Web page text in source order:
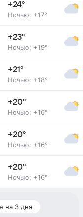
+24°
Ночью: +17°
+23°
Ночью: +19°
+21°
Ночью: +18°
+20°
Ночью: +16°
+20°
Ночью: +16°
+20°
Ночью: +16°
на 3 дня